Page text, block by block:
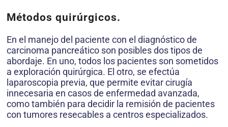
Métodos quirúrgicos.
En el manejo del paciente con el diagnóstico de
carcinoma pancreático son posibles dos tipos de
abordaje. En uno, todos los pacientes son sometidos
a exploración quirúrgica. El otro, se efectúa
laparoscopia previa, que permite evitar cirugía
innecesaria en casos de enfermedad avanzada,
como también para decidir la remisión de pacientes
con tumores resecables a centros especializados.